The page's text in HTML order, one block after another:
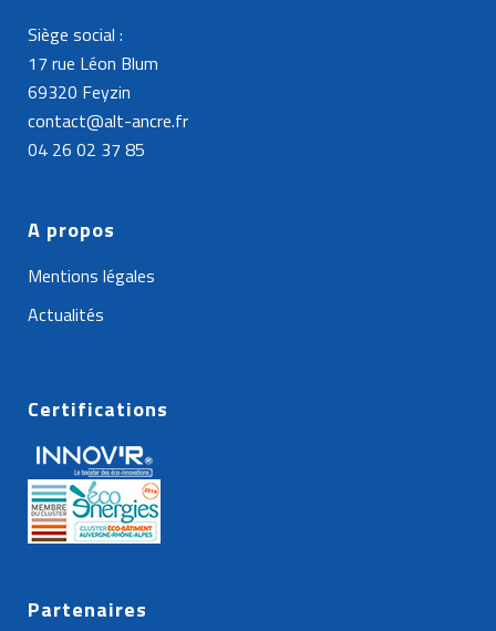
Siège social :
17 rue Léon Blum
69320 Feyzin
contact@alt-ancre.fr
04 26 02 37 85
A propos
Mentions légales
Actualités
Certifications
Partenaires